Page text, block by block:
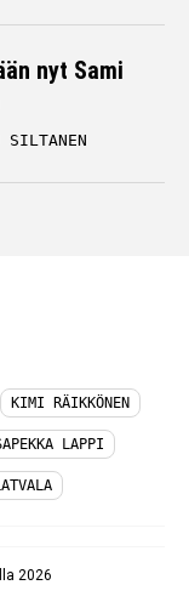
nyt Sami
SILTANEN
KIMI RÄIKKÖNEN
LAPPI
2026